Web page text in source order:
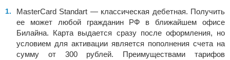
MasterCard Standart — классическая дебетная. Получить
ее может любой гражданин РФ в ближайшем офисе
Билайна. Карта выдается сразу после оформления, но
условием для активации является пополнения счета на
сумму от 300 рублей. Преимуществами тарифов